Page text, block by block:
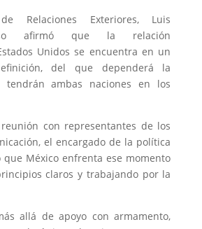
Relaciones Exteriores, Luis
afirmó que la relación
Unidos se encuentra en un
del que dependerá la
tendrán ambas naciones en los
con representantes de los
el encargado de la política
México enfrenta ese momento
claros y trabajando por la
allá de apoyo con armamento,